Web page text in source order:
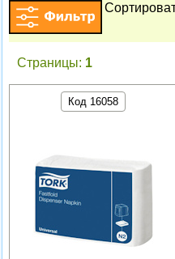
Страницы: 1
Код 16058